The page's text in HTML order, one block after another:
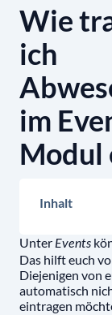
Wie
ich
im
Modul
Inhalt
Unter Events
Das hilft euch
Diejenigen von
automatisch
eintragen